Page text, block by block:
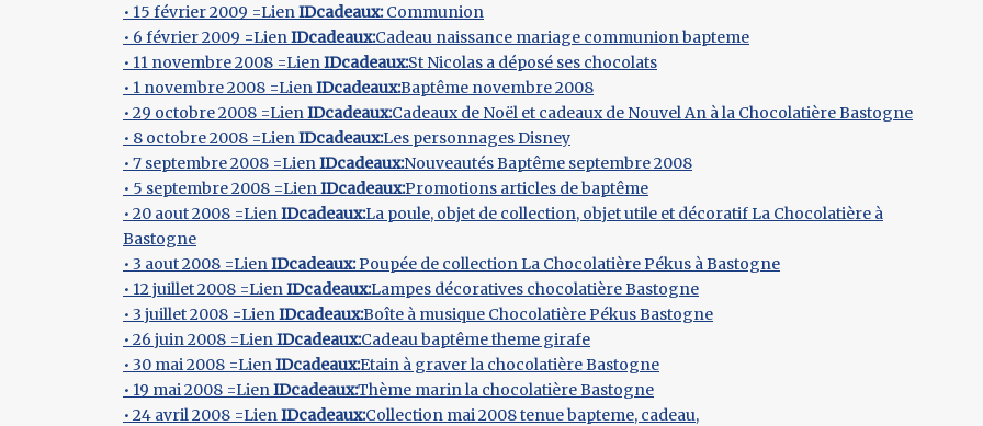
• 15 février 2009 =LienIDcadeaux:Communion
• 6 février 2009 =LienIDcadeaux:Cadeau naissance mariage communion bapteme
• 11 novembre 2008 =LienIDcadeaux:St Nicolas a déposé ses chocolats
• 1 novembre 2008 =LienIDcadeaux:Baptême novembre 2008
• 29 octobre 2008 =LienIDcadeaux:Cadeaux de Noël et cadeaux de Nouvel An à la Chocolatière Bastogne
• 8 octobre 2008 =LienIDcadeaux:Les personnages Disney
• 7 septembre 2008 =LienIDcadeaux:Nouveautés Baptême septembre 2008
• 5 septembre 2008 =LienIDcadeaux:Promotions articles de baptême
• 20 aout 2008 =LienIDcadeaux:La poule, objet de collection, objet utile et décoratif La Chocolatière à
Bastogne
• 3 aout 2008 =LienIDcadeaux:Poupée de collection La Chocolatière Pékus à Bastogne
• 12 juillet 2008 =LienIDcadeaux:Lampes décoratives chocolatière Bastogne
• 3 juillet 2008 =LienIDcadeaux:Boîte à musique Chocolatière Pékus Bastogne
• 26 juin 2008 =LienIDcadeaux:Cadeau baptême theme girafe
• 30 mai 2008 =LienIDcadeaux:Etain à graver la chocolatière Bastogne
• 19 mai 2008 =LienIDcadeaux:Thème marin la chocolatière Bastogne
• 24 avril 2008 =LienIDcadeaux:Collection mai 2008 tenue bapteme, cadeau,